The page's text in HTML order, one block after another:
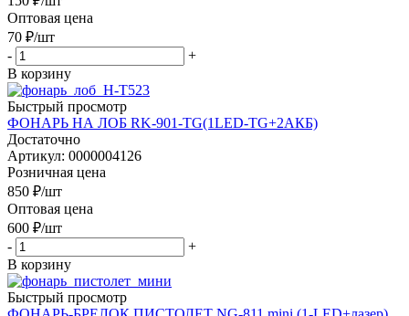
Оптовая цена
70 ₽/шт
-
+
В корзину
Быстрый просмотр
ФОНАРЬ НА ЛОБ RK-901-TG(1LED-TG+2АКБ)
Достаточно
Артикул: 0000004126
Розничная цена
850 ₽/шт
Оптовая цена
600 ₽/шт
-
+
В корзину
Быстрый просмотр